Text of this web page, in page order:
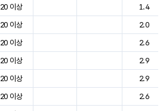
20 이상
1.4
20 이상
2.0
20 이상
2.6
20 이상
2.9
20 이상
2.9
20 이상
2.6